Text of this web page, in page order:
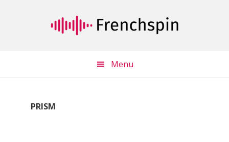
Menu
PRISM